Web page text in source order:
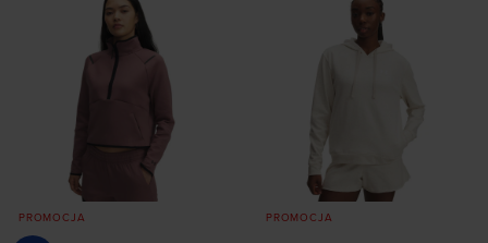
PROMOCJA PROMOCJA